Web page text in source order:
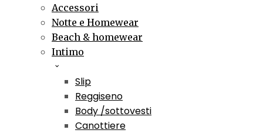
Accessori
Notte e Homewear
Beach & homewear
Intimo
Slip
Reggiseno
Body /sottovesti
Canottiere